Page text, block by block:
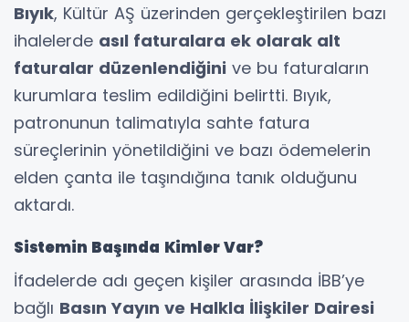
Bıyık, Kültür AŞ üzerinden gerçekleştirilen bazı
ihalelerde asıl faturalara ek olarak alt
faturalar düzenlendiğini ve bu faturaların
kurumlara teslim edildiğini belirtti. Bıyık,
patronunun talimatıyla sahte fatura
süreçlerinin yönetildiğini ve bazı ödemelerin
elden çanta ile taşındığına tanık olduğunu
aktardı.
Sistemin Başında Kimler Var?
İfadelerde adı geçen kişiler arasında İBB’ye
bağlı Basın Yayın ve Halkla İlişkiler Dairesi